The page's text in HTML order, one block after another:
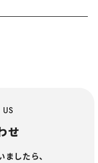
せ
したら、